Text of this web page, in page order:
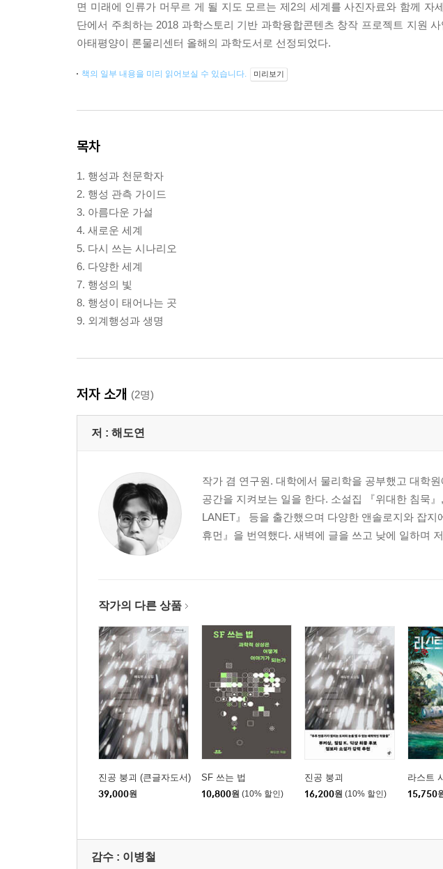
면 미래에 인류가 머무르 게 될 지도 모르는 제2의 세계를 사진자료와 함께 자
단에서 주최하는 2018 과학스토리 기반 과학융합콘텐츠 창작 프로젝트 지원
아태평양이 론물리센터 올해의 과학도서로 선정되었다.
책의 일부 내용을 미리 읽어보실 수 있습니다. 미리보기
목차
1. 행성과 천문학자
2. 행성 관측 가이드
3. 아름다운 가설
4. 새로운 세계
5. 다시 쓰는 시나리오
6. 다양한 세계
7. 행성의 빛
8. 행성이 태어나는 곳
9. 외계행성과 생명
저자 소개 (2명)
저 : 해도연
작가 겸 연구원. 대학에서 물리학을 공부했고 대학
공간을 지켜보는 일을 한다. 소설집 『위대한 침묵
LANET』 등을 출간했으며 다양한 앤솔로지와 잡
휴먼』을 번역했다. 새벽에 글을 쓰고 낮에 일하며
작가의 다른 상품
진공 붕괴 (큰글자도서)
39,000원
SF 쓰는 법
10,800원 (10% 할인)
진공 붕괴
16,200원 (10% 할인)
라스트
15,750
감수 : 이병철